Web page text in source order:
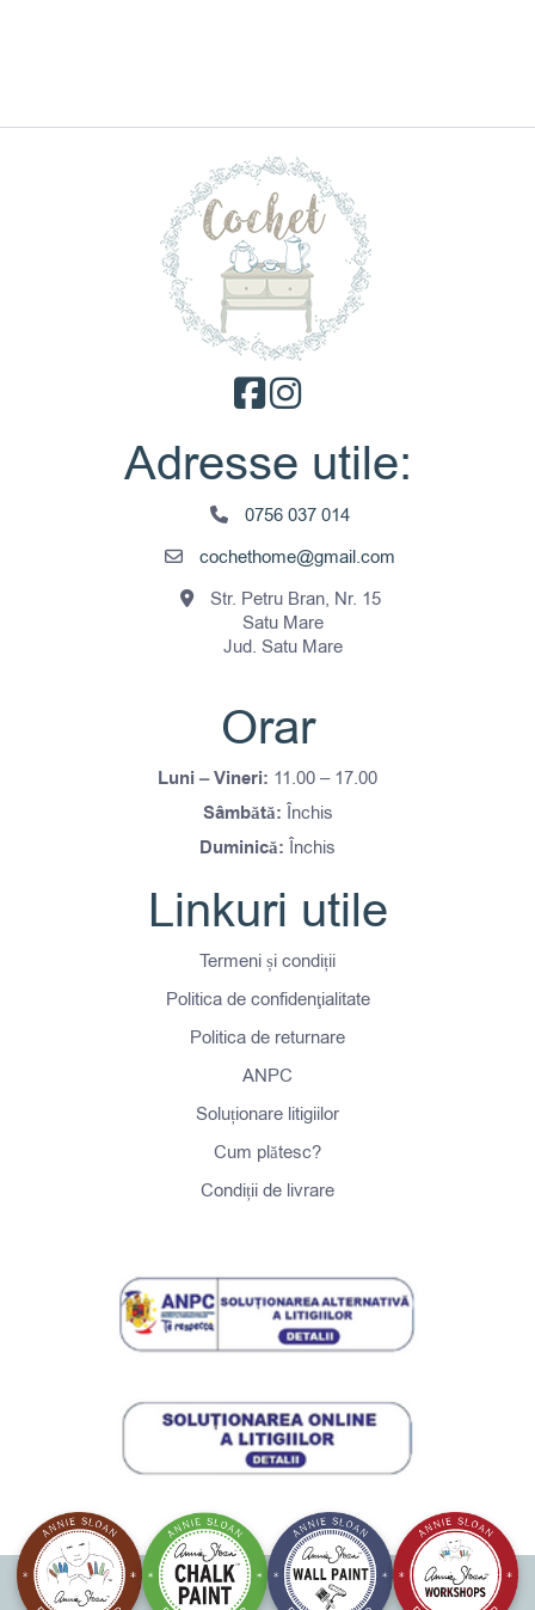
Adresse utile:
0756 037 014
cochethome@gmail.com
Str. Petru Bran, Nr. 15
Satu Mare
Jud. Satu Mare
Orar
Luni – Vineri: 11.00 – 17.00
Sâmbătă: Închis
Duminică: Închis
Linkuri utile
Termeni și condiții
Politica de confidenţialitate
Politica de returnare
ANPC
Soluționare litigiilor
Cum plătesc?
Condiții de livrare